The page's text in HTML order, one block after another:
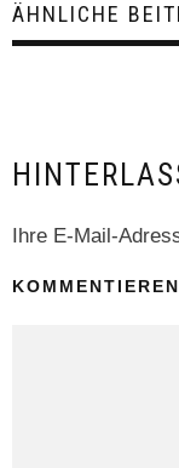
ÄHNLICHE
Ihre E-Mail-
KOMMENTIEREN